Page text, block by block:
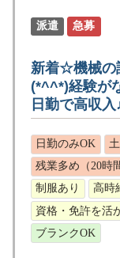
派遣 急募
新着☆機械の
(*^^*)経験が
日勤で高収入
日勤のみOK
残業多め（20時
制服あり
高時
資格・免許を活
ブランクOK